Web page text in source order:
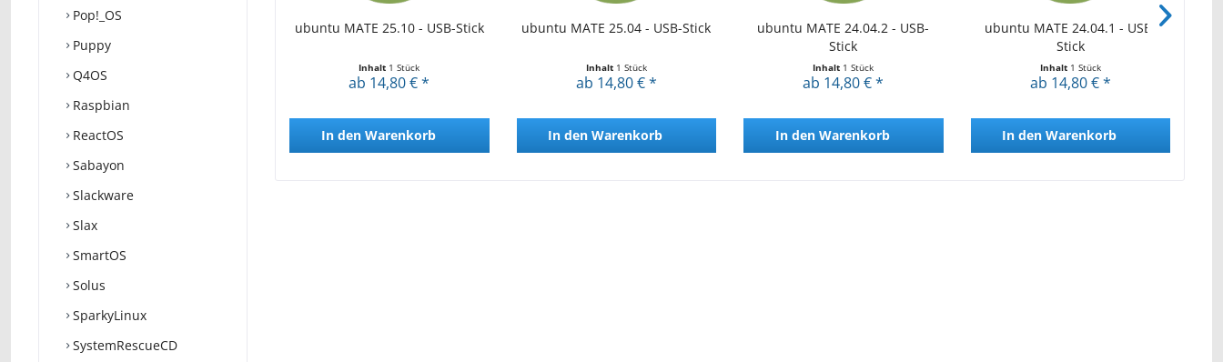
Pop!_OS
Puppy
Q4OS
Raspbian
ReactOS
Sabayon
Slackware
Slax
SmartOS
Solus
SparkyLinux
SystemRescueCD
ubuntu MATE 25.10 - USB-Stick
Inhalt 1 Stück
ab 14,80 € *
In den Warenkorb
ubuntu MATE 25.04 - USB-Stick
Inhalt 1 Stück
ab 14,80 € *
In den Warenkorb
ubuntu MATE 24.04.2 - USB-
Stick
Inhalt 1 Stück
ab 14,80 € *
In den Warenkorb
ubuntu MATE 24.04.1 - USB-
Stick
Inhalt 1 Stück
ab 14,80 € *
In den Warenkorb